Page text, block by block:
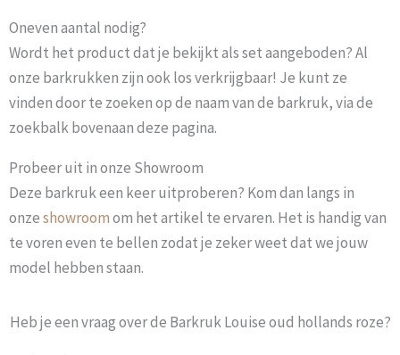
Oneven aantal nodig?
Wordt het product dat je bekijkt als set aangeboden? Al
onze barkrukken zijn ook los verkrijgbaar! Je kunt ze
vinden door te zoeken op de naam van de barkruk, via de
zoekbalk bovenaan deze pagina.
Probeer uit in onze Showroom
Deze barkruk een keer uitproberen? Kom dan langs in
onzeshowroomom het artikel te ervaren. Het is handig van
te voren even te bellen zodat je zeker weet dat we jouw
model hebben staan.
Heb je een vraag over de Barkruk Louise oud hollands roze?